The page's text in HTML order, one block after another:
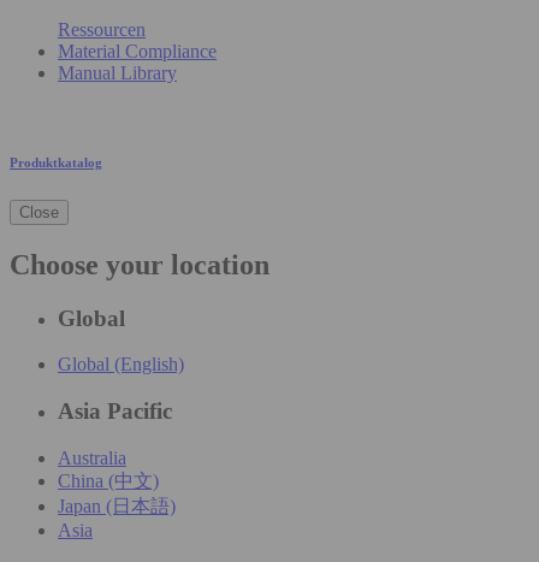
Ressourcen
Material Compliance
Manual Library
Produktkatalog
Close
Choose your location
Global
Global (English)
Asia Pacific
Australia
China (中文)
Japan (日本語)
Asia